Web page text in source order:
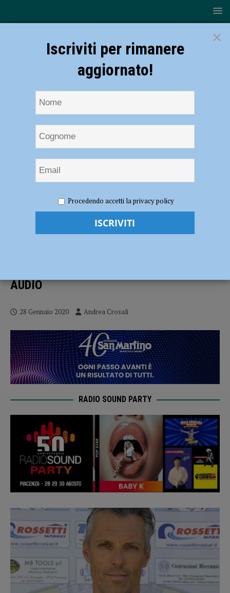
Rossini commenta il pareggio del Carpaneto nel match contro il
Mantova: “Questo risultato ci deve dare morale!” – AUDIO
Rossini commenta il pareggio del
AUDIO
28 Gennaio 2020 Andrea Crosali
RADIO SOUND PARTY
×
Iscriviti per rimanere
aggiornato!
Procedendo accetti la privacy policy